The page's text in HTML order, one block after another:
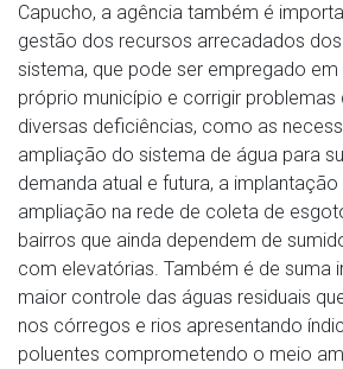
Capucho, a agência também é
gestão dos recursos arrecadados
sistema, que pode ser empregado
próprio município e corrigir problemas
diversas deficiências, como as
ampliação do sistema de água para
demanda atual e futura, a implantação
ampliação na rede de coleta de
bairros que ainda dependem de
com elevatórias. Também é de suma
maior controle das águas residuais
nos córregos e rios apresentando
poluentes comprometendo o meio